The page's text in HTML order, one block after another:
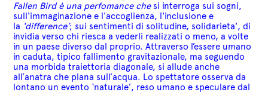
Fallen Bird è una perfomance che si interroga sui sogni,
sull'immaginazione e l'accoglienza, l'inclusione e
la 'difference’; sui sentimenti di solitudine, solidarieta', di
invidia verso chi riesca a vederli realizzati o meno, a volte
in un paese diverso dal proprio. Attraverso l’essere umano
in caduta, tipico fallimento gravitazionale, ma seguendo
una morbida traiettoria diagonale, si allude anche
all’anatra che plana sull’acqua. Lo spettatore osserva da
lontano un evento ‘naturale’, reso umano e speculare dal